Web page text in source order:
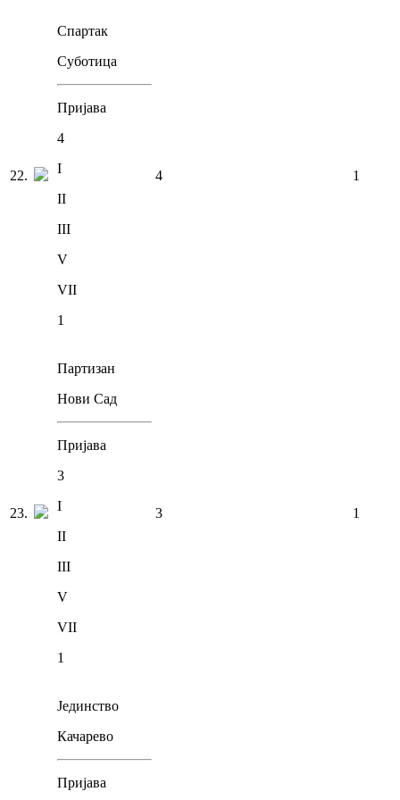
22.
Спартак
Суботица
Пријава
4
I
II
III
V
VII
1
4 1
23.
Партизан
Нови Сад
Пријава
3
I
II
III
V
VII
1
3 1
Јединство
Качарево
Пријава